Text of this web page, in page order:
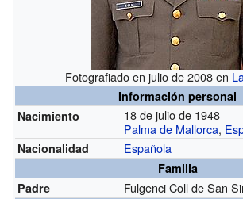
Fotografiado en julio de 2008 en
Información personal
Nacimiento
18 de julio de 1948
Palma de Mallorca,
Nacionalidad Española
Familia
Padre
Fulgenci Coll de San